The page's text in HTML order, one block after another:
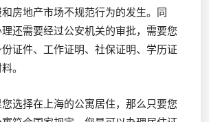
房地产市场不规范行为的发生。同
还需要经过公安机关的审批，需要您
证件、工作证明、社保证明、学历证
。
选择在上海的公寓居住，那么只要您